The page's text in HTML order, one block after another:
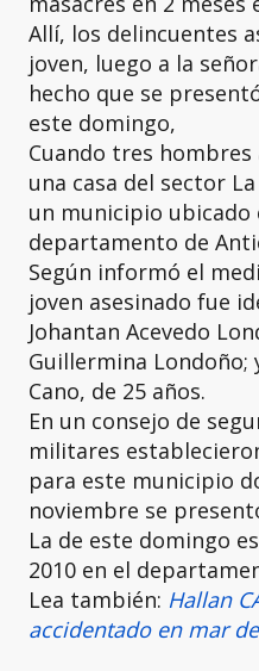
Allí, los delincuentes
joven, luego a la
hecho que se
este domingo,
Cuando tres
una casa del sector
un municipio ubicado
departamento de
Según informó el
joven asesinado fue
Johantan Acevedo
Guillermina Londoño;
Cano, de 25 años.
En un consejo de
militares
para este municipio
noviembre se
La de este domingo
2010 en el
Lea también: Hallan
accidentado en mar